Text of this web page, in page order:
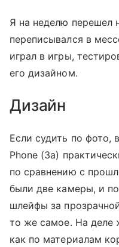
Я на неделю перешел
переписывался в
играл в игры,
его дизайном.
Дизайн
Если судить по фото,
Phone (3a)
по сравнению с
были две камеры, и
шлейфы за
то же самое. На деле
как по материалам